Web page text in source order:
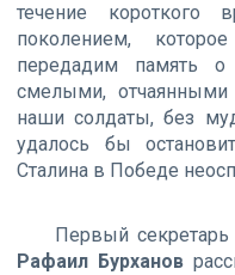
течение
поколением,
передадим память
смелыми,
наши солдаты, без
удалось бы
Сталина в Победе
Первый
Рафаил Бурханов